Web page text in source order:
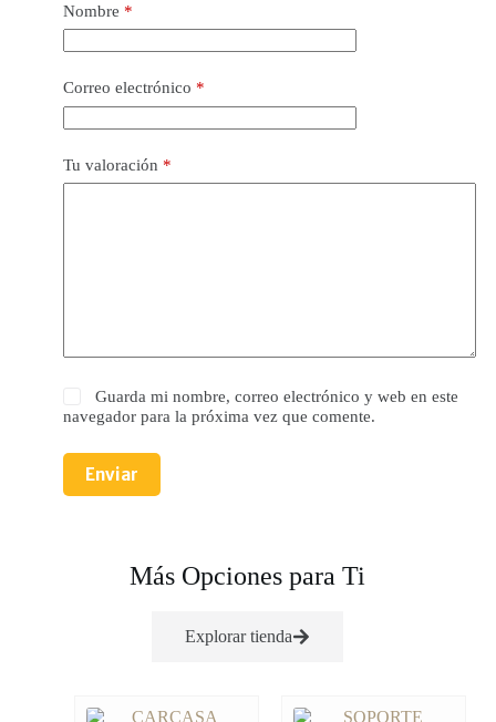
Nombre *
Correo electrónico *
Tu valoración *
Guarda mi nombre, correo electrónico y web en este
navegador para la próxima vez que comente.
Enviar
Más Opciones para Ti
Explorar tienda